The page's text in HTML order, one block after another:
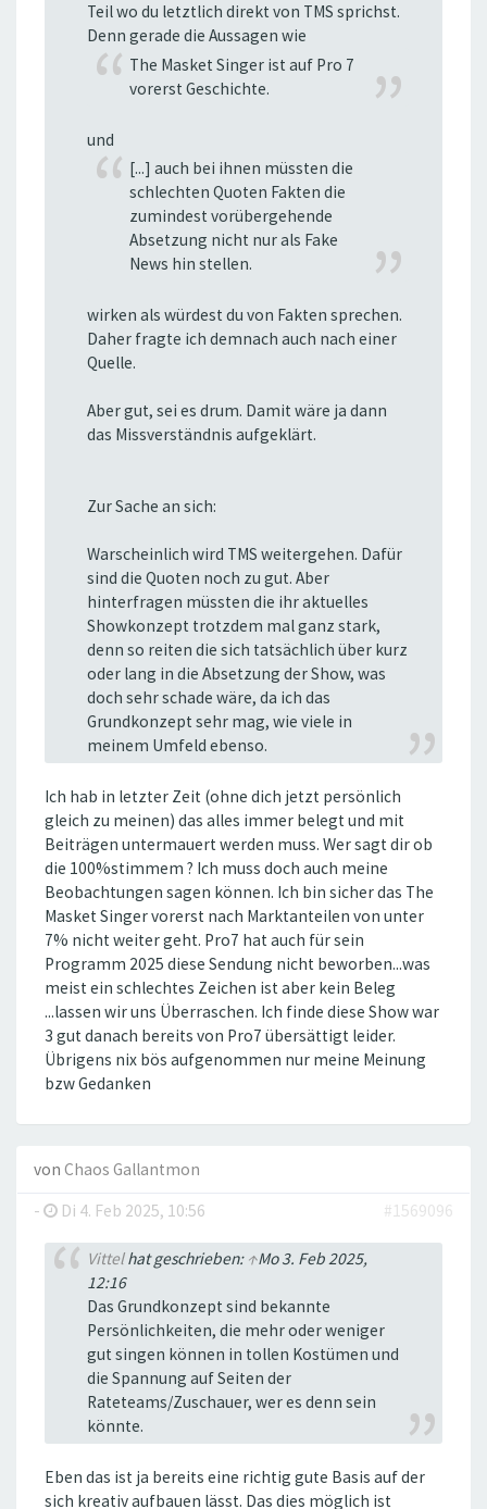
Teil wo du letztlich direkt von TMS sprichst.
Denn gerade die Aussagen wie
The Masket Singer ist auf Pro 7
vorerst Geschichte.
und
[...] auch bei ihnen müssten die
schlechten Quoten Fakten die
zumindest vorübergehende
Absetzung nicht nur als Fake
News hin stellen.
wirken als würdest du von Fakten sprechen.
Daher fragte ich demnach auch nach einer
Quelle.
Aber gut, sei es drum. Damit wäre ja dann
das Missverständnis aufgeklärt.
Zur Sache an sich:
Warscheinlich wird TMS weitergehen. Dafür
sind die Quoten noch zu gut. Aber
hinterfragen müssten die ihr aktuelles
Showkonzept trotzdem mal ganz stark,
denn so reiten die sich tatsächlich über kurz
oder lang in die Absetzung der Show, was
doch sehr schade wäre, da ich das
Grundkonzept sehr mag, wie viele in
meinem Umfeld ebenso.
Ich hab in letzter Zeit (ohne dich jetzt persönlich
gleich zu meinen) das alles immer belegt und mit
Beiträgen untermauert werden muss. Wer sagt dir ob
die 100%stimmem ? Ich muss doch auch meine
Beobachtungen sagen können. Ich bin sicher das The
Masket Singer vorerst nach Marktanteilen von unter
7% nicht weiter geht. Pro7 hat auch für sein
Programm 2025 diese Sendung nicht beworben...was
meist ein schlechtes Zeichen ist aber kein Beleg
...lassen wir uns Überraschen. Ich finde diese Show war
3 gut danach bereits von Pro7 übersättigt leider.
Übrigens nix bös aufgenommen nur meine Meinung
bzw Gedanken
von Chaos Gallantmon
-
Di 4. Feb 2025, 10:56 #1569096
Vittelhat geschrieben: ↑Mo 3. Feb 2025,
12:16
Das Grundkonzept sind bekannte
Persönlichkeiten, die mehr oder weniger
gut singen können in tollen Kostümen und
die Spannung auf Seiten der
Rateteams/Zuschauer, wer es denn sein
könnte.
Eben das ist ja bereits eine richtig gute Basis auf der
sich kreativ aufbauen lässt. Das dies möglich ist